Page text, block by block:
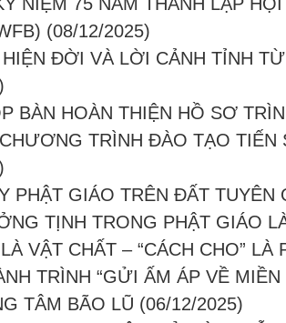
(08/12/2025)
ĐỜI VÀ LỜI CẢNH TỈNH
BÀN HOÀN THIỆN HỒ SƠ
TRÌNH ĐÀO TẠO TIẾN
PHẬT GIÁO TRÊN ĐẤT TUYÊN
TỊNH TRONG PHẬT GIÁO
VẬT CHẤT – “CÁCH CHO” LÀ
TRÌNH “GỬI ẤM ÁP VỀ MIỀN
TÂM BÃO LŨ (06/12/2025)